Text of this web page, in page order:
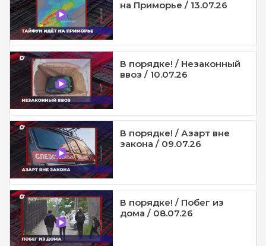
на Приморье / 13.07.26
В порядке! / Незаконный
ввоз / 10.07.26
В порядке! / Азарт вне
закона / 09.07.26
В порядке! / Побег из
дома / 08.07.26